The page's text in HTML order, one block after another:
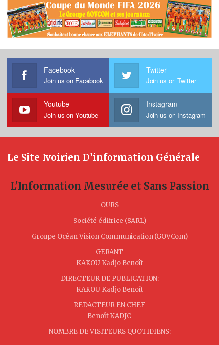
Facebook
Join us on Facebook
Twitter
Join us on Twitter
Youtube
Join us on Youtube
Instagram
Join us on Instagram
Le Site Ivoirien D’information Générale
L'Information Mesurée et Sans Passion
OURS
Société éditrice (SARL)
Groupe Océan Vision Communication (GOVCom)
GERANT
KAKOU Kadjo Benoît
DIRECTEUR DE PUBLICATION:
KAKOU Kadjo Benoît
REDACTEUR EN CHEF
Benoît KADJO
NOMBRE DE VISITEURS QUOTIDIENS: